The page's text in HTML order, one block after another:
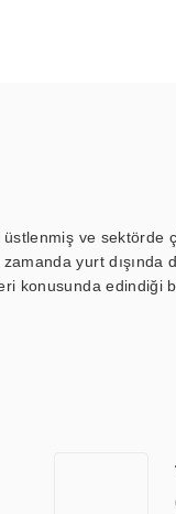
ve
yurt
edindiği
sahip olup,
çıkmasına ve